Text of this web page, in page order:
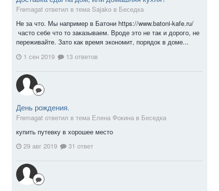
Fremagat ответил в тема Sajako в Беседка
Не за что. Мы например в Батони https://www.batoni-kafe.ru/
часто себе что то заказываем. Вроде это не так и дорого, не
переживайте. Зато как время экономит, порядок в доме...
1 сен 2019
13 ответов
День рождения.
Fremagat ответил в тема Елена Фокина в Беседка
купить путевку в хорошее место
29 авг 2019
31 ответ